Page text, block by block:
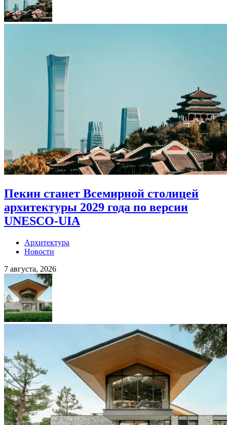
Пекин станет Всемирной столицей
архитектуры 2029 года по версии
UNESCO-UIA
Архитектура
Новости
7 августа, 2026